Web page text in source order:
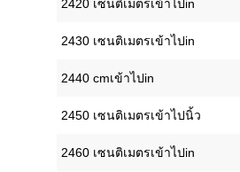
2420 เซนติเมตรเข้าไปin
2430 เซนติเมตรเข้าไปin
2440 cmเข้าไปin
2450 เซนติเมตรเข้าไปนิ้ว
2460 เซนติเมตรเข้าไปin